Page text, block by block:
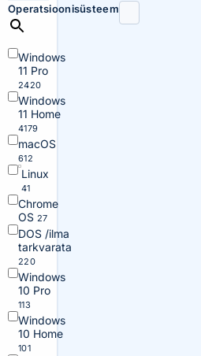
Operatsioonisüsteem
Windows
11 Pro
2420
Windows
11 Home
4179
macOS
612
Linux
41
Chrome
OS 27
DOS /ilma
tarkvarata
220
Windows
10 Pro
113
Windows
10 Home
101